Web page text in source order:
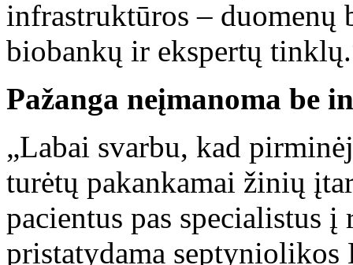
infrastruktūros – duomenų
biobankų ir ekspertų
Pažanga neįmanoma be
„Labai svarbu, kad
turėtų pakankamai žinių
pacientus pas specialistus į
pristatydama